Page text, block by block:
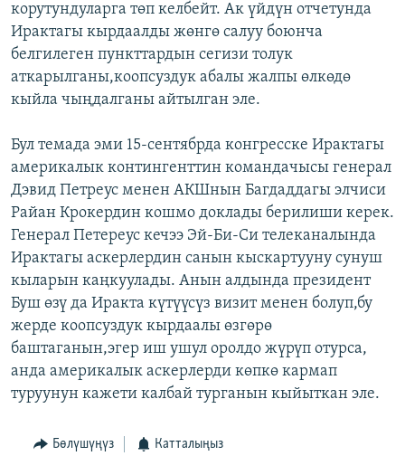
корутундуларга төп келбейт. Ак үйдүн отчетунда
Ирактагы кырдаалды жөнгө салуу боюнча
белгилеген пункттардын сегизи толук
аткарылганы,коопсуздук абалы жалпы өлкөдө
кыйла чыңдалганы айтылган эле.
Бул темада эми 15-сентябрда конгресске Ирактагы
америкалык контингенттин командачысы генерал
Дэвид Петреус менен АКШнын Багдаддагы элчиси
Райан Крокердин кошмо доклады берилиши керек.
Генерал Петереус кечээ Эй-Би-Си телеканалында
Ирактагы аскерлердин санын кыскартууну сунуш
кыларын каңкуулады. Анын алдында президент
Буш өзү да Иракта күтүүсүз визит менен болуп,бу
жерде коопсуздук кырдаалы өзгөрө
баштаганын,эгер иш ушул оролдо жүрүп отурса,
анда америкалык аскерлерди көпкө кармап
туруунун кажети калбай турганын кыйыткан эле.
Бөлүшүңүз Катталыңыз